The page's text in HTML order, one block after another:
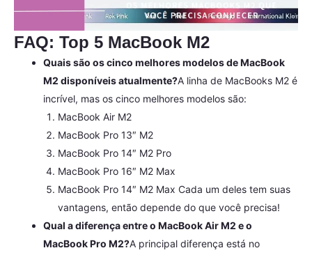
FAQ: Top 5 MacBook M2
Quais são os cinco melhores modelos de MacBook
M2 disponíveis atualmente?A linha de MacBooks M2 é
incrível, mas os cinco melhores modelos são:
MacBook Air M2
MacBook Pro 13″ M2
MacBook Pro 14″ M2 Pro
MacBook Pro 16″ M2 Max
MacBook Pro 14″ M2 Max Cada um deles tem suas
vantagens, então depende do que você precisa!
Qual a diferença entre o MacBook Air M2 e o
MacBook Pro M2?A principal diferença está no